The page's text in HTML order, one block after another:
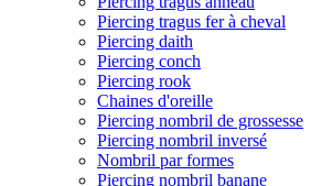
Piercing tragus fer à cheval
Piercing daith
Piercing conch
Piercing rook
Chaines d'oreille
Piercing nombril de grossesse
Piercing nombril inversé
Nombril par formes
Piercing nombril banane